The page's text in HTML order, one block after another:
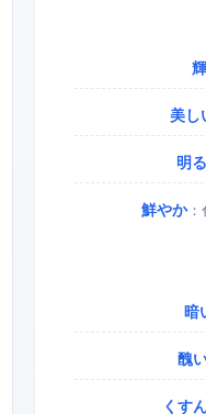
美し
明
鮮やか：
暗
醜
くす